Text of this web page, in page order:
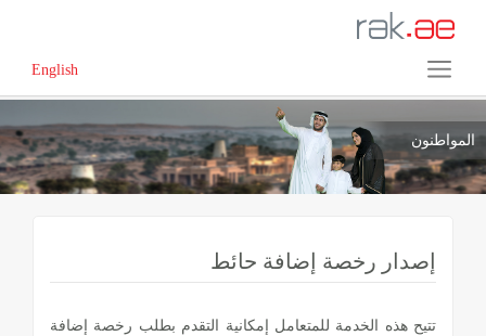
English
المواطنون
إصدار رخصة إضافة حائط
تتيح هذه الخدمة للمتعامل إمكانية التقدم بطلب رخصة إضافة